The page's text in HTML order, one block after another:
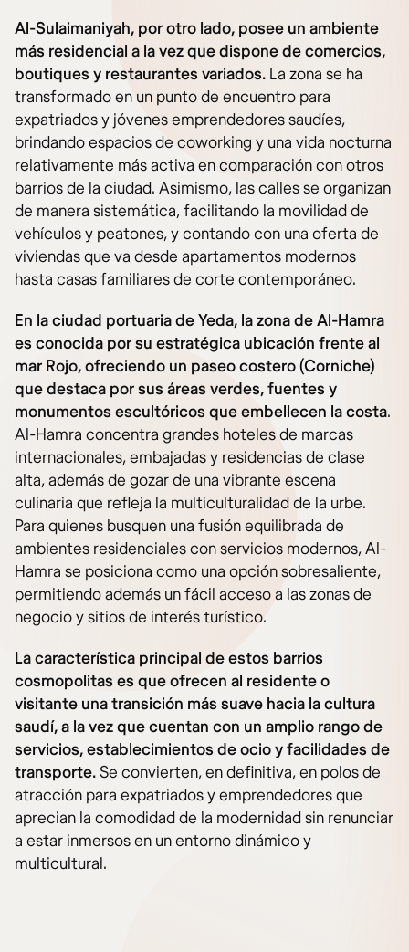
Al-Sulaimaniyah, por otro lado, posee un ambiente
más residencial a la vez que dispone de comercios,
boutiques y restaurantes variados. La zona se ha
transformado en un punto de encuentro para
expatriados y jóvenes emprendedores saudíes,
brindando espacios de coworking y una vida nocturna
relativamente más activa en comparación con otros
barrios de la ciudad. Asimismo, las calles se organizan
de manera sistemática, facilitando la movilidad de
vehículos y peatones, y contando con una oferta de
viviendas que va desde apartamentos modernos
hasta casas familiares de corte contemporáneo.
En la ciudad portuaria de Yeda, la zona de Al-Hamra
es conocida por su estratégica ubicación frente al
mar Rojo, ofreciendo un paseo costero (Corniche)
que destaca por sus áreas verdes, fuentes y
monumentos escultóricos que embellecen la costa.
Al-Hamra concentra grandes hoteles de marcas
internacionales, embajadas y residencias de clase
alta, además de gozar de una vibrante escena
culinaria que refleja la multiculturalidad de la urbe.
Para quienes busquen una fusión equilibrada de
ambientes residenciales con servicios modernos, Al-
Hamra se posiciona como una opción sobresaliente,
permitiendo además un fácil acceso a las zonas de
negocio y sitios de interés turístico.
La característica principal de estos barrios
cosmopolitas es que ofrecen al residente o
visitante una transición más suave hacia la cultura
saudí, a la vez que cuentan con un amplio rango de
servicios, establecimientos de ocio y facilidades de
transporte.Se convierten, en definitiva, en polos de
atracción para expatriados y emprendedores que
aprecian la comodidad de la modernidad sin renunciar
a estar inmersos en un entorno dinámico y
multicultural.